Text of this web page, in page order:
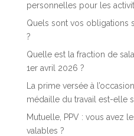
personnelles pour les
Quels sont vos obligations
?
Quelle est la fraction de
1er avril 2026 ?
La prime versée à
médaille du travail est-elle
Mutuelle, PPV : vous avez
valables ?